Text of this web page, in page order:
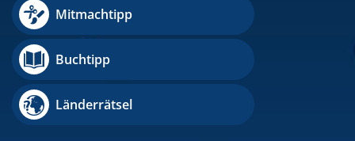
Mitmachtipp
Buchtipp
Länderrätsel